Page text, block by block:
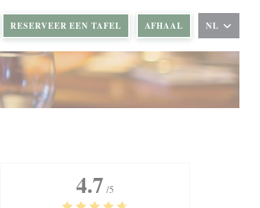
RESERVEER EEN TAFEL AFHAAL NL
4.7 /5